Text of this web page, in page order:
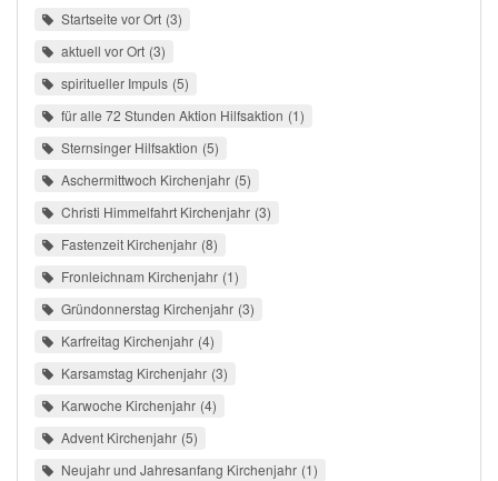
Startseite vor Ort 3
aktuell vor Ort 3
spiritueller Impuls 5
für alle 72 Stunden Aktion Hilfsaktion 1
Sternsinger Hilfsaktion 5
Aschermittwoch Kirchenjahr 5
Christi Himmelfahrt Kirchenjahr 3
Fastenzeit Kirchenjahr 8
Fronleichnam Kirchenjahr 1
Gründonnerstag Kirchenjahr 3
Karfreitag Kirchenjahr 4
Karsamstag Kirchenjahr 3
Karwoche Kirchenjahr 4
Advent Kirchenjahr 5
Neujahr und Jahresanfang Kirchenjahr 1